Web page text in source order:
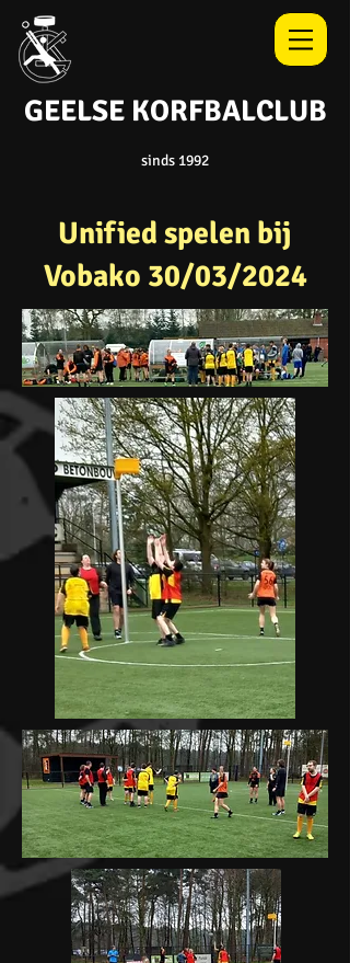
GEELSE KORFBALCLUB
sinds 1992
Unified spelen bij
Vobako 30/03/2024